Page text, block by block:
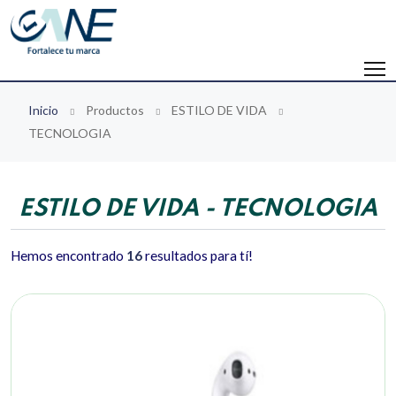
Inicio Productos
ESTILO DE VIDA
TECNOLOGIA
ESTILO DE VIDA - TECNOLOGIA
Hemos encontrado 16resultados para tí!